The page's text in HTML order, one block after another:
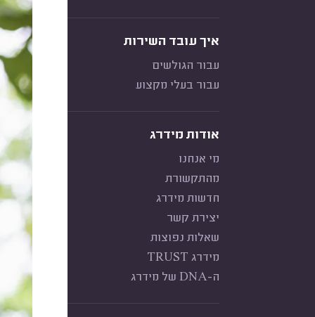
איך עובד השירות
עבור הגולשים
עבור בעלי מקצוע
אודות מידרג
מי אנחנו
מהתקשורת
חדשות מידרג
יצירת קשר
שאלות נפוצות
מידרג TRUST
ה-DNA של מידרג